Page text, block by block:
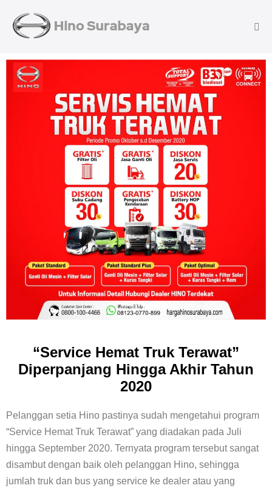
“Service Hemat Truk Terawat”
Diperpanjang Hingga Akhir Tahun
2020
Pelanggan setia Hino pastinya sudah mengetahui program
“Service Hemat Truk Terawat” yang diadakan pada Juli
hingga September 2020. Ternyata program tersebut sangat
disambut dengan baik oleh pelanggan Hino, sehingga
jumlah truk dan bus yang service ke dealer atau yang